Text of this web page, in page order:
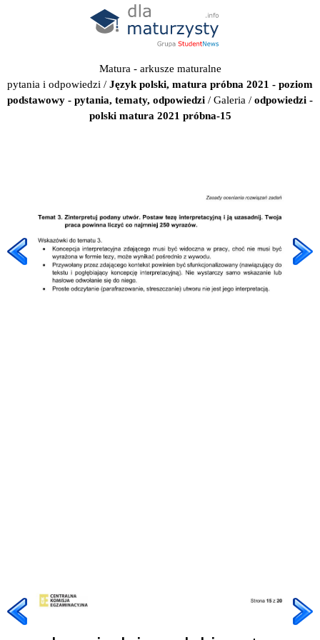
Matura - arkusze maturalne
pytania i odpowiedzi / Język polski, matura próbna 2021 - poziom
podstawowy - pytania, tematy, odpowiedzi / Galeria / odpowiedzi -
polski matura 2021 próbna-15